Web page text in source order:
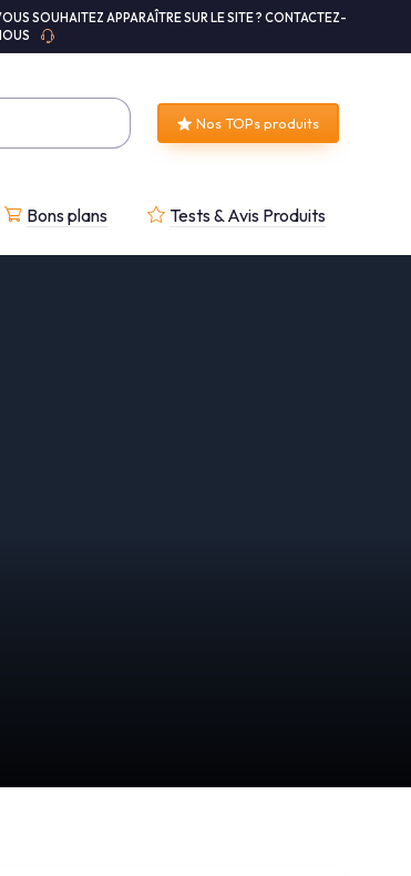
SOUHAITEZ APPARAÎTRE SUR LE SITE ? CONTACTEZ-
Nos TOPs produits
Bons plans Tests & Avis Produits